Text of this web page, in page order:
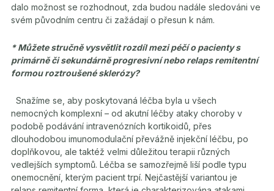
dalo možnost se rozhodnout, zda budou nadále sledováni ve
svém původním centru či zažádají o přesun k nám.
* Můžete stručně vysvětlit rozdíl mezi péčí o pacienty s
primárně či sekundárně progresivní nebo relaps remitentní
formouroztroušené sklerózy?
Snažíme se, aby poskytovaná léčba byla u všech
nemocných komplexní – od akutní léčby ataky choroby v
podobě podávání intravenózních kortikoidů, přes
dlouhodobou imunomodulační převážně injekční léčbu, po
doplňkovou, ale taktéž velmi důležitou terapii různých
vedlejších symptomů. Léčba se samozřejmě liší podle typu
onemocnění, kterým pacient trpí. Nejčastější variantou je